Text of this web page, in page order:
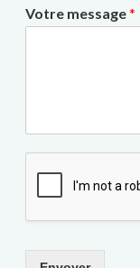
Votre message*